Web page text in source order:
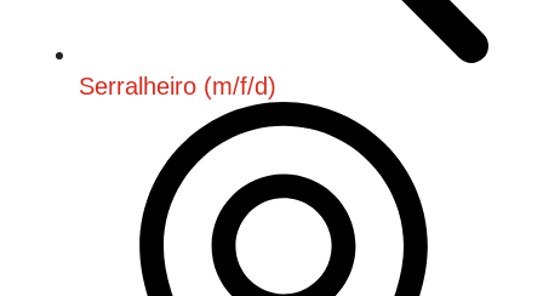
Serralheiro (m/f/d)